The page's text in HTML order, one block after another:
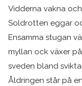
Vidderna vakna
Soldrotten eggar
Ensamma stugan
myllan ock växer
sveden bland
Åldringen står på